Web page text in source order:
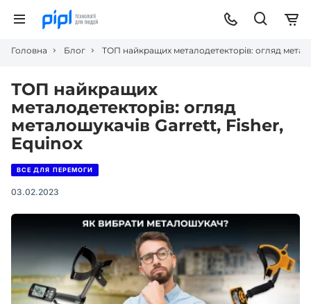
Головна Блог ТОП найкращих металодетекторів: огляд
ТОП найкращих
металодетекторів: огляд
металошукачів Garrett, Fisher,
Equinox
ВСЕ ДЛЯ ПЕРЕМОГИ
03.02.2023